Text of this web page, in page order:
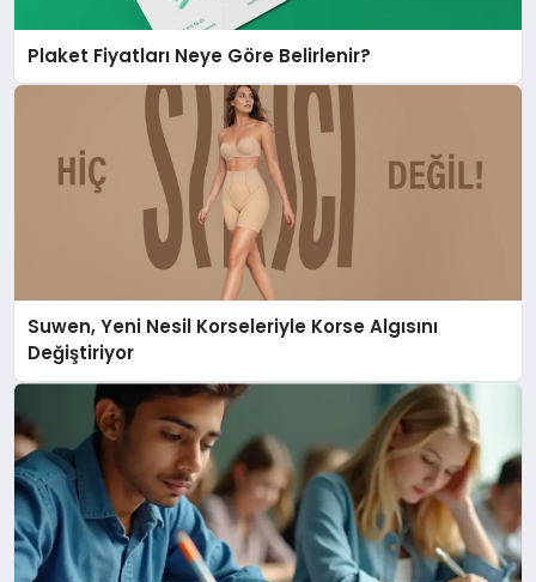
Plaket Fiyatları Neye Göre Belirlenir?
Suwen, Yeni Nesil Korseleriyle Korse Algısını
Değiştiriyor